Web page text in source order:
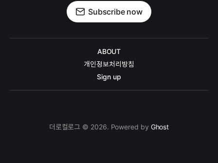
Subscribe now
ABOUT
개인정보처리방침
Sign up
더로컬로그 © 2026. Powered by Ghost